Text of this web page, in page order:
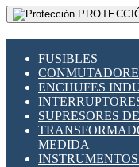
FUSIBLES
ENCHUFES
SUPRESORES
MEDIDA